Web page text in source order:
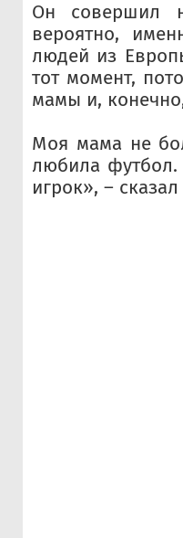
Он совершил
вероятно,
людей из
тот момент,
мамы и,
Моя мама не
любила футбол.
игрок», –